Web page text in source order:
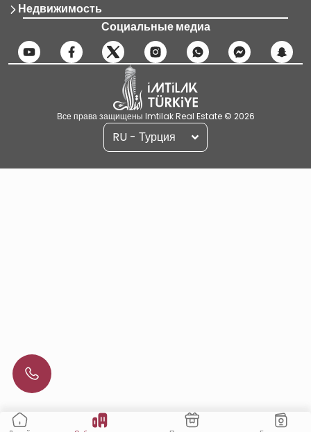
Недвижимость
Социальные медиа
Все права защищены Imtilak Real Estate © 2026
RU - Турция